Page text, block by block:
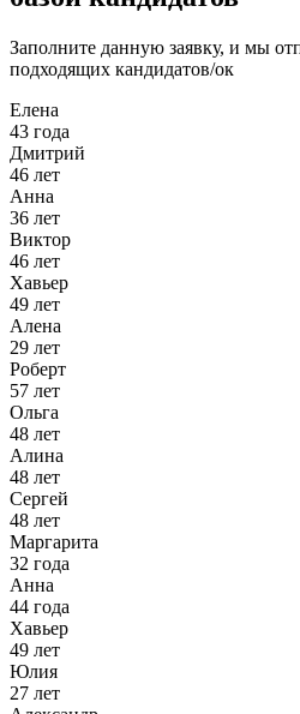
Заполните данную заявку, и мы
подходящих кандидатов/ок
Елена
43 года
Дмитрий
46 лет
Анна
36 лет
Виктор
46 лет
Хавьер
49 лет
Алена
29 лет
Роберт
57 лет
Ольга
48 лет
Алина
48 лет
Сергей
48 лет
Маргарита
32 года
Анна
44 года
Хавьер
49 лет
Юлия
27 лет